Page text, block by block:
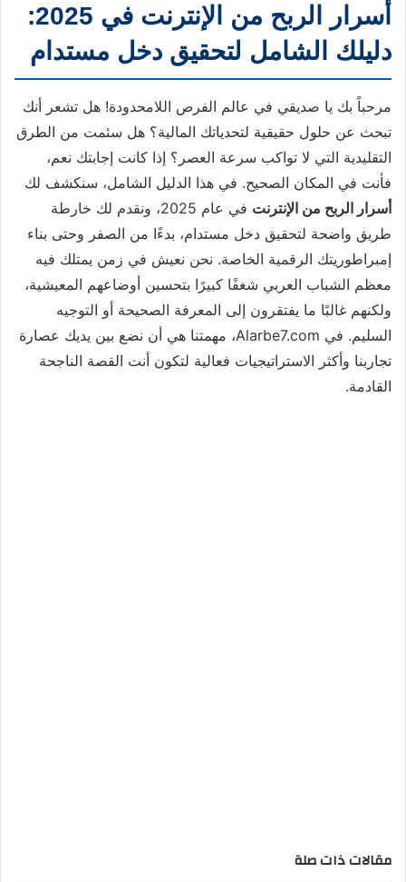
أسرار الربح من الإنترنت في 2025:
دليلك الشامل لتحقيق دخل مستدام
مرحباً بك يا صديقي في عالم الفرص اللامحدودة! هل تشعر أنك
تبحث عن حلول حقيقية لتحدياتك المالية؟ هل سئمت من الطرق
التقليدية التي لا تواكب سرعة العصر؟ إذا كانت إجابتك نعم،
فأنت في المكان الصحيح. في هذا الدليل الشامل، سنكشف لك
أسرار الربح من الإنترنت
في عام 2025، ونقدم لك خارطة
طريق واضحة لتحقيق دخل مستدام، بدءًا من الصفر وحتى بناء
إمبراطوريتك الرقمية الخاصة. نحن نعيش في زمن يمتلك فيه
معظم الشباب العربي شغفًا كبيرًا بتحسين أوضاعهم المعيشية،
ولكنهم غالبًا ما يفتقرون إلى المعرفة الصحيحة أو التوجيه
السليم. في Alarbe7.com، مهمتنا هي أن نضع بين يديك عصارة
تجاربنا وأكثر الاستراتيجيات فعالية لتكون أنت القصة الناجحة
القادمة.
مقالات ذات صلة